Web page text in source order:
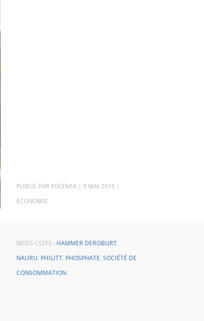
PAR POLÉMIA | 9 MAI 2018 |
ÉCONOMIE
MOTS-CLEFS : HAMMER DEROBURT,
NAURU, PHILITT, PHOSPHATE, SOCIÉTÉ DE
CONSOMMATION